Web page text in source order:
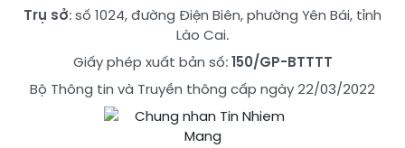
Trụ sở: số 1024, đường Điện Biên, phường Yên Bái, tỉnh
Lào Cai.
Giấy phép xuất bản số:150/GP-BTTTT
Bộ Thông tin và Truyền thông cấp ngày 22/03/2022